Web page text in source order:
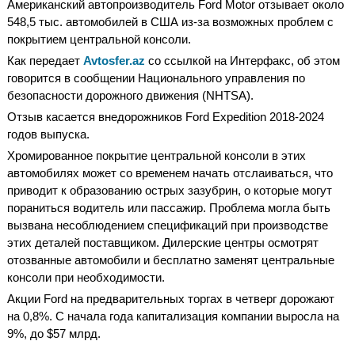
Американский автопроизводитель Ford Motor отзывает около
548,5 тыс. автомобилей в США из-за возможных проблем с
покрытием центральной консоли.
Как передает Avtosfer.az со ссылкой на Интерфакс, об этом
говорится в сообщении Национального управления по
безопасности дорожного движения (NHTSA).
Отзыв касается внедорожников Ford Expedition 2018-2024
годов выпуска.
Хромированное покрытие центральной консоли в этих
автомобилях может со временем начать отслаиваться, что
приводит к образованию острых зазубрин, о которые могут
пораниться водитель или пассажир. Проблема могла быть
вызвана несоблюдением спецификаций при производстве
этих деталей поставщиком. Дилерские центры осмотрят
отозванные автомобили и бесплатно заменят центральные
консоли при необходимости.
Акции Ford на предварительных торгах в четверг дорожают
на 0,8%. С начала года капитализация компании выросла на
9%, до $57 млрд.